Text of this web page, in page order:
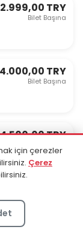
2.999,00 TRY
Bilet Başına
4.000,00 TRY
Bilet Başına
4.500,00 TRY
6.999,00 TRY
için çerezler
Çerez